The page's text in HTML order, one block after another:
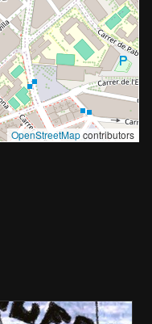
OpenStreetMapcontributors